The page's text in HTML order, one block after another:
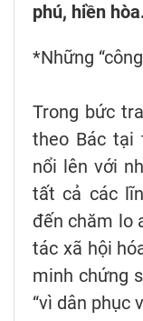
phú, hiền
*Những
Trong bức
theo Bác tại
nổi lên với
tất cả các
đến chăm lo
tác xã hội
minh chứng
“vì dân phục